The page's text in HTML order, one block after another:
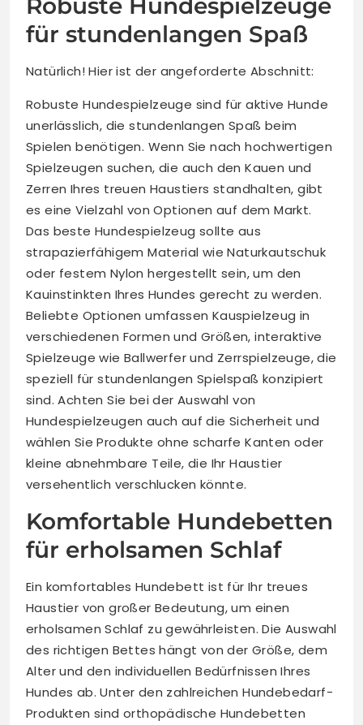
Robuste Hundespielzeuge
für stundenlangen Spaß
Natürlich! Hier ist der angeforderte Abschnitt:
Robuste Hundespielzeuge sind für aktive Hunde
unerlässlich, die stundenlangen Spaß beim
Spielen benötigen. Wenn Sie nach hochwertigen
Spielzeugen suchen, die auch den Kauen und
Zerren Ihres treuen Haustiers standhalten, gibt
es eine Vielzahl von Optionen auf dem Markt.
Das beste Hundespielzeug sollte aus
strapazierfähigem Material wie Naturkautschuk
oder festem Nylon hergestellt sein, um den
Kauinstinkten Ihres Hundes gerecht zu werden.
Beliebte Optionen umfassen Kauspielzeug in
verschiedenen Formen und Größen, interaktive
Spielzeuge wie Ballwerfer und Zerrspielzeuge, die
speziell für stundenlangen Spielspaß konzipiert
sind. Achten Sie bei der Auswahl von
Hundespielzeugen auch auf die Sicherheit und
wählen Sie Produkte ohne scharfe Kanten oder
kleine abnehmbare Teile, die Ihr Haustier
versehentlich verschlucken könnte.
Komfortable Hundebetten
für erholsamen Schlaf
Ein komfortables Hundebett ist für Ihr treues
Haustier von großer Bedeutung, um einen
erholsamen Schlaf zu gewährleisten. Die Auswahl
des richtigen Bettes hängt von der Größe, dem
Alter und den individuellen Bedürfnissen Ihres
Hundes ab. Unter den zahlreichen Hundebedarf-
Produkten sind orthopädische Hundebetten